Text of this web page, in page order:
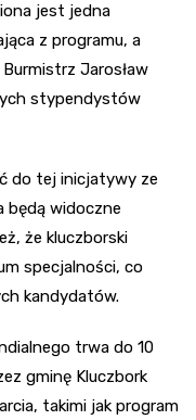
jest jedna
z programu, a
Jarosław
stypendystów
do tej inicjatywy ze
będą widoczne
że kluczborski
specjalności, co
kandydatów.
trwa do 10
gminę Kluczbork
takimi jak program